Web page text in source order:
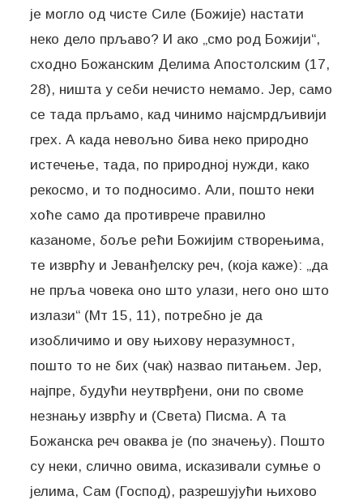
је могло од чисте Силе (Божије) настати
неко дело прљаво? И ако „смо род Божији“,
сходно Божанским Делима Апостолским (17,
28), ништа у себи нечисто немамо. Јер, само
се тада прљамо, кад чинимо најсмрдљивији
грех. А када невољно бива неко природно
истечење, тада, по природној нужди, како
рекосмо, и то подносимо. Али, пошто неки
хоће само да противрече правилно
казаноме, боље рећи Божијим створењима,
те изврћу и Јеванђелску реч, (која каже): „да
не прља човека оно што улази, него оно што
излази“ (Мт 15, 11), потребно је да
изобличимо и ову њихову неразумност,
пошто то не бих (чак) назвао питањем. Јер,
најпре, будући неутврђени, они по своме
незнању изврћу и (Света) Писма. А та
Божанска реч оваква је (по значењу). Пошто
су неки, слично овима, исказивали сумње о
јелима, Сам (Господ), разрешујући њихово